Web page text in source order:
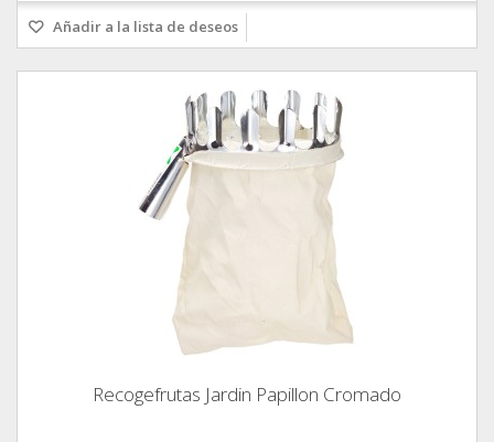
Añadir a la lista de deseos
Recogefrutas Jardin Papillon Cromado